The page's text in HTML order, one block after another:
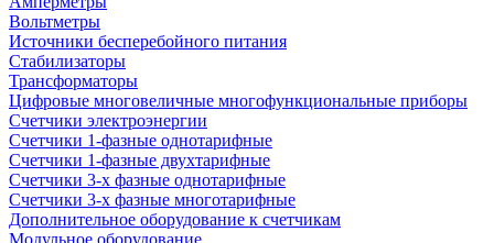
Вольтметры
Источники бесперебойного питания
Стабилизаторы
Трансформаторы
Цифровые многовеличные многофункциональные приборы
Счетчики электроэнергии
Счетчики 1-фазные однотарифные
Счетчики 1-фазные двухтарифные
Счетчики 3-х фазные однотарифные
Счетчики 3-х фазные многотарифные
Дополнительное оборудование к счетчикам
Модульное оборудование